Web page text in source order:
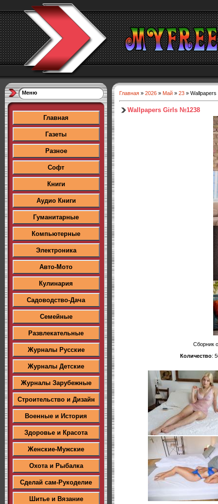
Меню
Главная
Газеты
Разное
Софт
Книги
Аудио Книги
Гуманитарные
Компьютерные
Электроника
Авто-Мото
Кулинария
Садоводство-Дача
Семейные
Развлекательные
Журналы Русские
Журналы Детские
Журналы Зарубежные
Строительство и Дизайн
Военные и История
Здоровье и Красота
Женские-Мужские
Охота и Рыбалка
Сделай сам-Рукоделие
Шитье и Вязание
Главная » 2026 » Май » 23 »
Wallpapers Girls №1238
Сборник
Количество: